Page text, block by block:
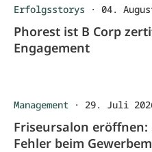
Erfolgsstorys · 04.
Phorest ist B Corp
Engagement
Management · 29. Juli
Friseursalon eröffnen:
Fehler beim